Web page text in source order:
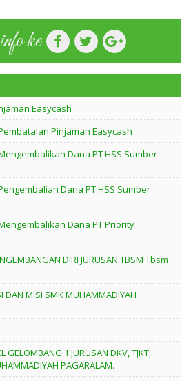
ke
Easycash
Pinjaman Easycash
Dana PT HSS Sumber
Dana PT HSS Sumber
Dana PT Priority
DIRI JURUSAN TBSM Tbsm
DAN MISI SMK MUHAMMADIYAH
GELOMBANG 1 JURUSAN DKV, TJKT,
PAGARALAM.